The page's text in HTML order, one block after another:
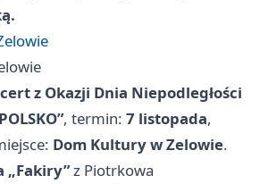
z Okazji Dnia Niepodległości
, termin: 7 listopada,
Dom Kultury w Zelowie.
„Fakiry”z Piotrkowa